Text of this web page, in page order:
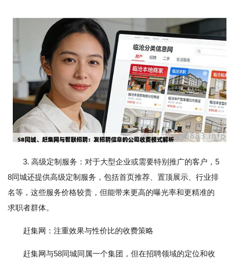
3. 高级定制服务：对于大型企业或需要特别推广的客户，5
8同城还提供高级定制服务，包括首页推荐、置顶展示、行业排
名等，这些服务价格较贵，但能带来更高的曝光率和更精准的
求职者群体。
赶集网：注重效果与性价比的收费策略
赶集网与58同城同属一个集团，但在招聘领域的定位和收